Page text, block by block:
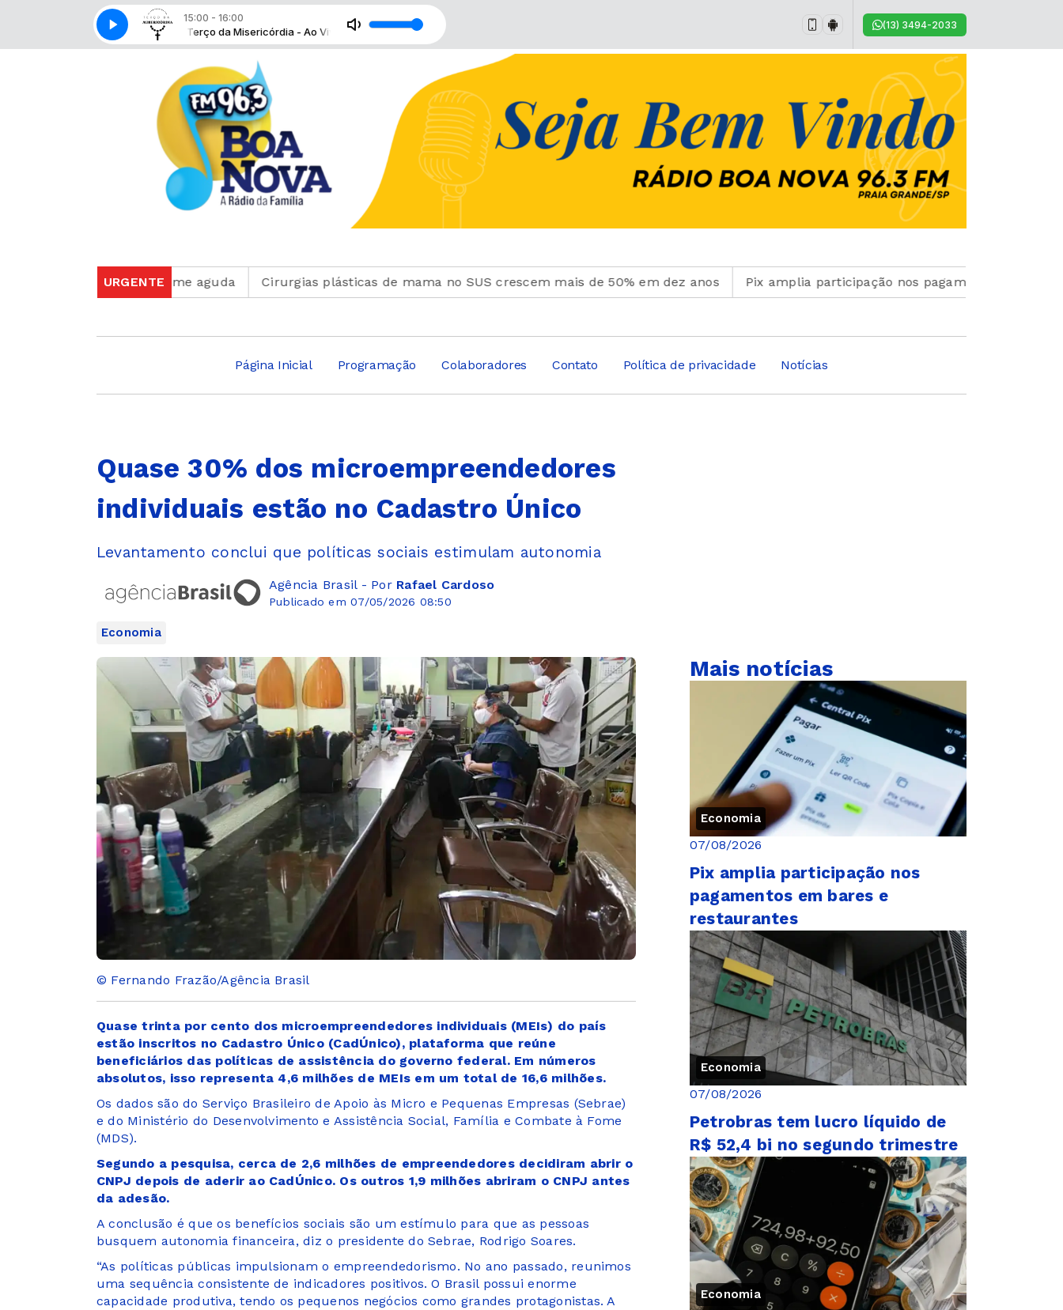
15:00 - 16:00
Vivo com Rádio Boa Nova Terço da Misericórdia - Ao Vivo com Rádio Boa Nova
(13) 3494-2033
URGENTE
de pessoas à fome aguda Cirurgias plásticas de mama no SUS crescem mais de 50% em dez anos Pix amplia participação nos pagamentos em bares e
Página Inicial Programação Colaboradores Contato Política de privacidade Notícias
Quase 30% dos microempreendedores
individuais estão no Cadastro Único
Levantamento conclui que políticas sociais estimulam autonomia
Agência Brasil - Por Rafael Cardoso
Publicado em 07/05/2026 08:50
Economia
© Fernando Frazão/Agência Brasil
Quase trinta por cento dos microempreendedores individuais (MEIs) do país
estão inscritos no Cadastro Único (CadÚnico), plataforma que reúne
beneficiários das políticas de assistência do governo federal. Em números
absolutos, isso representa 4,6 milhões de MEIs em um total de 16,6 milhões.
Os dados são do Serviço Brasileiro de Apoio às Micro e Pequenas Empresas (Sebrae)
e do Ministério do Desenvolvimento e Assistência Social, Família e Combate à Fome
(MDS).
Segundo a pesquisa, cerca de 2,6 milhões de empreendedores decidiram abrir o
CNPJ depois de aderir ao CadÚnico. Os outros 1,9 milhões abriram o CNPJ antes
da adesão.
A conclusão é que os benefícios sociais são um estímulo para que as pessoas
busquem autonomia financeira, diz o presidente do Sebrae, Rodrigo Soares.
“As políticas públicas impulsionam o empreendedorismo. No ano passado, reunimos
uma sequência consistente de indicadores positivos. O Brasil possui enorme
capacidade produtiva, tendo os pequenos negócios como grandes protagonistas. A
Mais notícias
Economia
07/08/2026
Pix amplia participação nos
pagamentos em bares e
restaurantes
Economia
07/08/2026
Petrobras tem lucro líquido de
R$ 52,4 bi no segundo trimestre
Economia